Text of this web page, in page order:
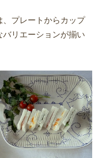
プレートからカップ
バリエーションが揃い